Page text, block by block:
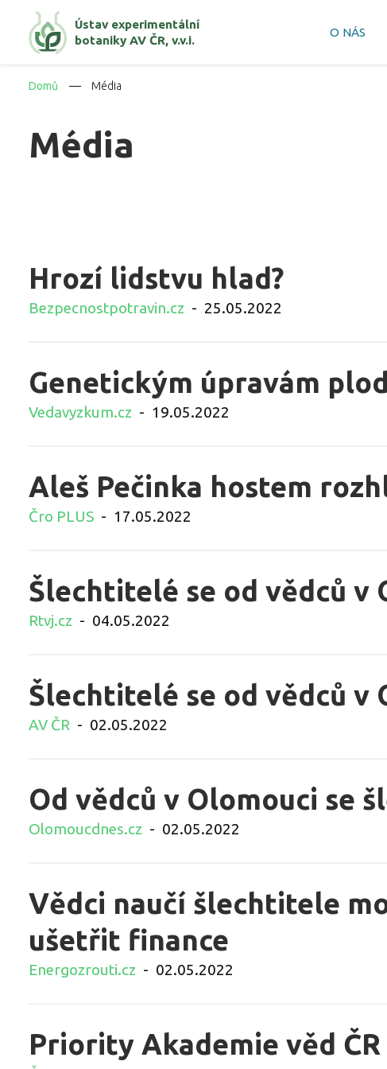
Ústav experimentální
botaniky AV ČR, v.v.i.
O NÁS
Domů Média
Média
Hrozí lidstvu hlad?
Bezpecnostpotravin.cz - 25.05.2022
Genetickým úpravám
Vedavyzkum.cz - 19.05.2022
Aleš Pečinka hostem
Čro PLUS - 17.05.2022
Šlechtitelé se od vědců v
Rtvj.cz - 04.05.2022
Šlechtitelé se od vědců v
AV ČR - 02.05.2022
Od vědců v Olomouci se
Olomoucdnes.cz - 02.05.2022
Vědci naučí šlechtitele
ušetřit finance
Energozrouti.cz - 02.05.2022
Priority Akademie věd